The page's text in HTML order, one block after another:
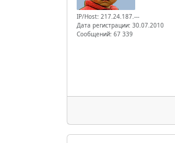
IP/Host: 217.24.187.---
Дата регистрации: 30.07.2010
Сообщений: 67 339